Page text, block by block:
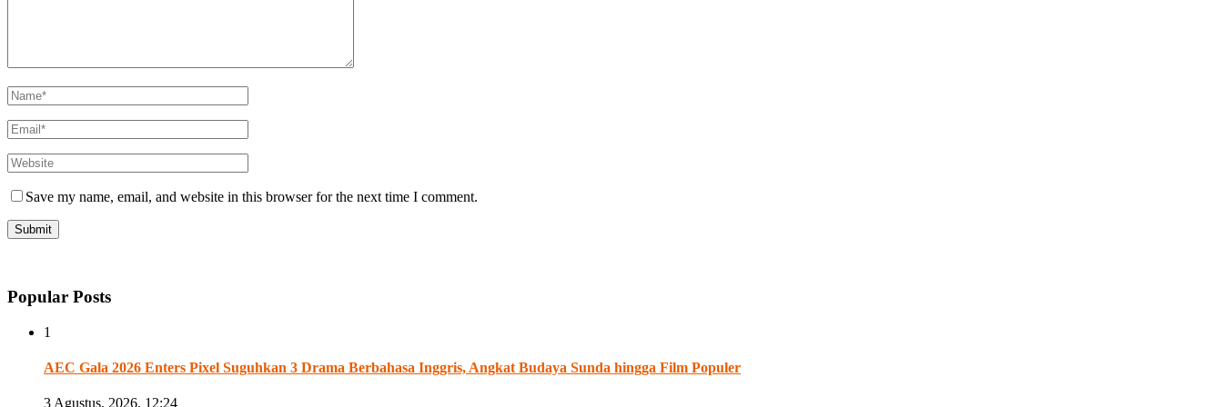
Save my name, email, and website in this browser for the next time I comment.
Popular Posts
1
AEC Gala 2026 Enters Pixel Suguhkan 3 Drama Berbahasa Inggris, Angkat Budaya Sunda hingga Film Populer
3 Agustus, 2026, 12:24